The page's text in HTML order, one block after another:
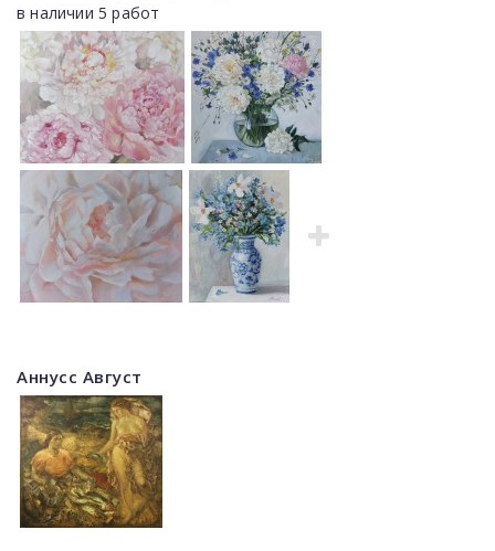
в наличии 5 работ
Аннусс Август